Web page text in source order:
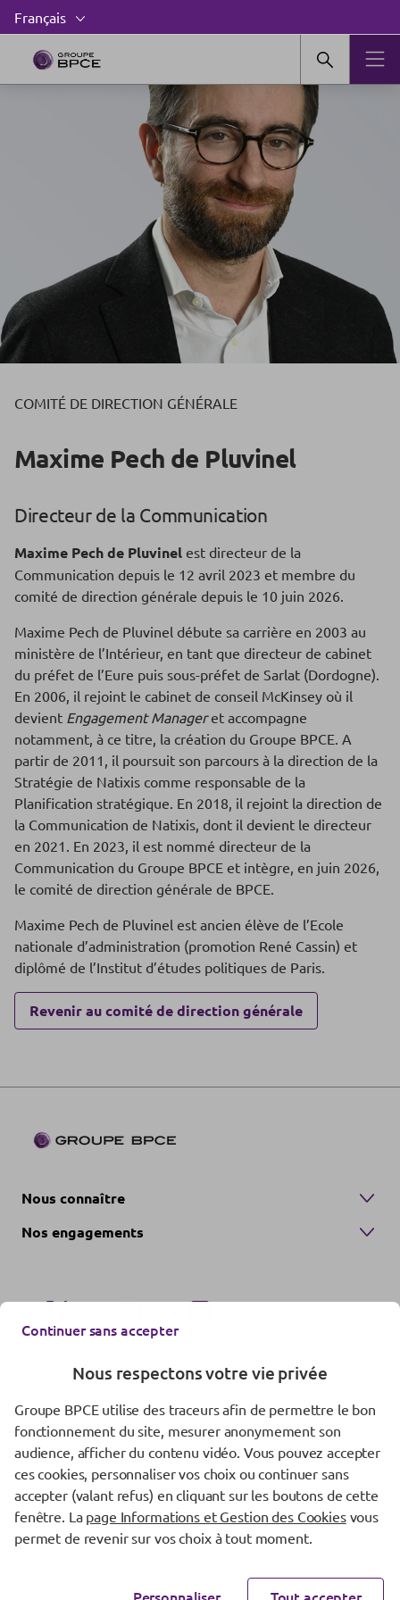
COMITÉ DE DIRECTION GÉNÉRALE
Maxime Pech de Pluvinel
Directeur de la Communication
Maxime Pech de Pluvinel est directeur de la
Communication depuis le 12 avril 2023 et membre du
comité de direction générale depuis le 10 juin 2026.
Maxime Pech de Pluvinel débute sa carrière en 2003 au
ministère de l’Intérieur, en tant que directeur de cabinet
du préfet de l’Eure puis sous-préfet de Sarlat (Dordogne).
En 2006, il rejoint le cabinet de conseil McKinsey où il
devient Engagement Manageret accompagne
notamment, à ce titre, la création du Groupe BPCE. A
partir de 2011, il poursuit son parcours à la direction de la
Stratégie de Natixis comme responsable de la
Planification stratégique. En 2018, il rejoint la direction de
la Communication de Natixis, dont il devient le directeur
en 2021. En 2023, il est nommé directeur de la
Communication du Groupe BPCE et intègre, en juin 2026,
le comité de direction générale de BPCE.
Maxime Pech de Pluvinel est ancien élève de l’Ecole
nationale d’administration (promotion René Cassin) et
diplômé de l’Institut d’études politiques de Paris.
Revenir au comité de direction générale
Nous connaître
Nos engagements
Mentions réglementaires
Données personnelles
Gestion des cookies
Vigilance fraude
Accessibilité : partiellement conforme
Continuer sans accepter
Nous respectons votre vie privée
Groupe BPCE utilise des traceurs afin de permettre le bon
fonctionnement du site, mesurer anonymement son
audience, afficher du contenu vidéo. Vous pouvez accepter
ces cookies, personnaliser vos choix ou continuer sans
accepter (valant refus) en cliquant sur les boutons de cette
fenêtre. La page Informations et Gestion des Cookiesvous
permet de revenir sur vos choix à tout moment.